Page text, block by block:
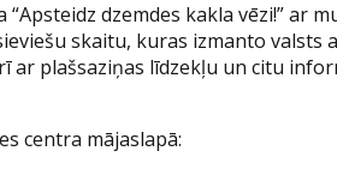
dzemdes kakla vēzi!” ar
skaitu, kuras izmanto valsts
ar plašsaziņas līdzekļu un citu
centra mājaslapā: